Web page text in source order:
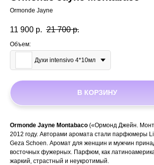
Ormonde Jayne
11 900 р. 21 700 р.
Объем:
Духи intensivo 4*10мл
В КОРЗИНУ
Ormonde Jayne Montabaco («Ормонд Джейн.
2012 году. Авторами аромата стали парфюмеры
Geza Schoen. Аромат для женщин и мужчин
восточных фужерных. Парфюм, как
жаркий, страстный и неукротимый.